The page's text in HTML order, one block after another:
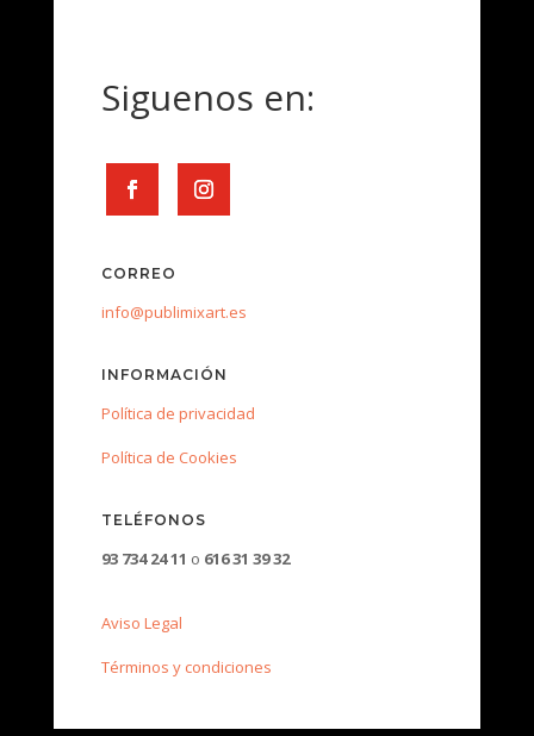
Siguenos en:
CORREO
info@publimixart.es
INFORMACIÓN
Política de privacidad
Política de Cookies
TELÉFONOS
93 734 24 11 o 616 31 39 32
Aviso Legal
Términos y condiciones